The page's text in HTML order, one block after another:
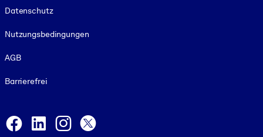
Datenschutz
Nutzungsbedingungen
AGB
Barrierefrei
Facebook
LinkedInInstagram